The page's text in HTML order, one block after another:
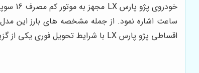
خودروی پژو پارسLX
اقساطی پژو پارس LX با شرایط تحویل فوری یکی از